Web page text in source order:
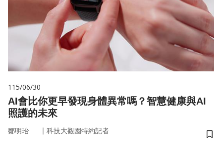
115/06/30
AI會比你更早發現身體異常嗎？智慧健康與AI
照護的未來
鄒明珆 ｜ 科技大觀園特約記者
儲